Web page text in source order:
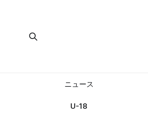
ニュース
U-18